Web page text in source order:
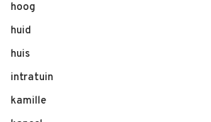
hoog
huid
huis
intratuin
kamille